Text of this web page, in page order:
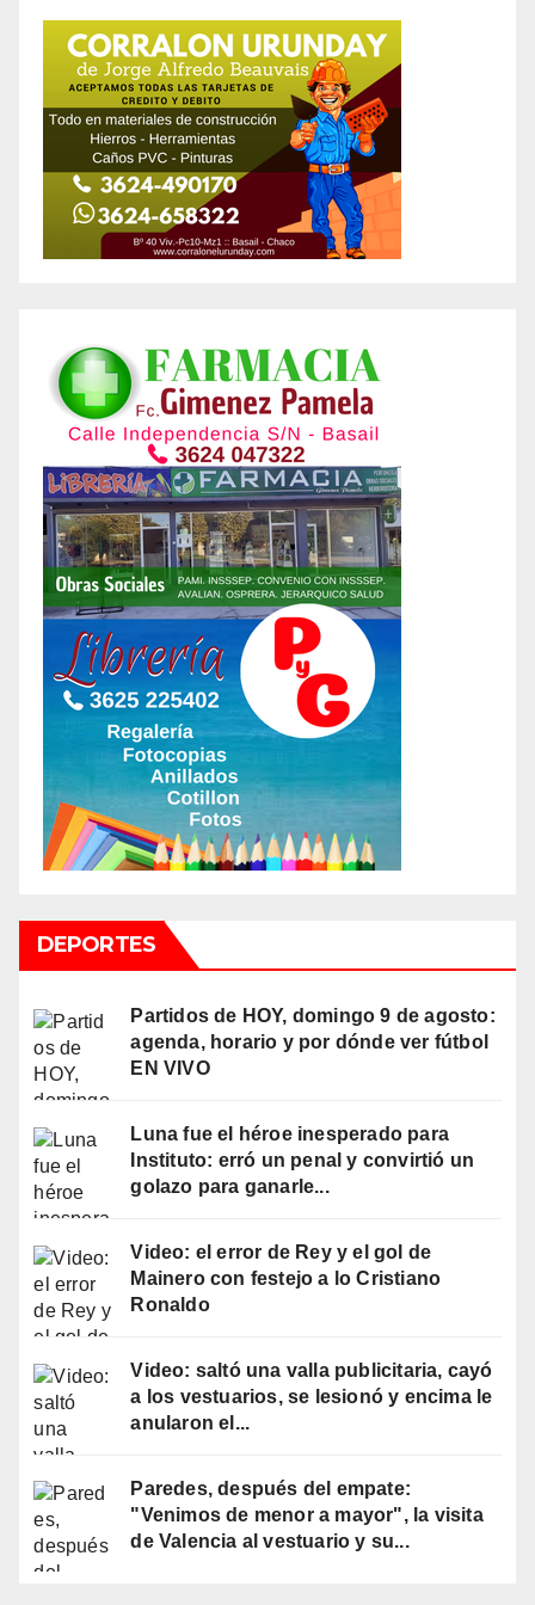
DEPORTES
Partidos de HOY, domingo 9 de agosto:
agenda, horario y por dónde ver fútbol
EN VIVO
Luna fue el héroe inesperado para
Instituto: erró un penal y convirtió un
golazo para ganarle...
Video: el error de Rey y el gol de
Mainero con festejo a lo Cristiano
Ronaldo
Video: saltó una valla publicitaria, cayó
a los vestuarios, se lesionó y encima le
anularon el...
Paredes, después del empate:
"Venimos de menor a mayor", la visita
de Valencia al vestuario y su...